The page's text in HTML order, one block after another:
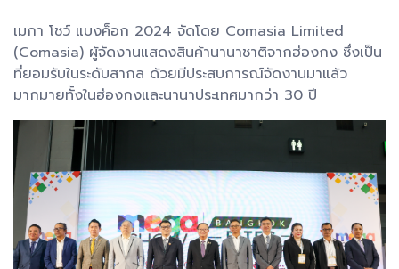
เมกา โชว์ แบงค็อก 2024 จัดโดย Comasia Limited
(Comasia) ผู้จัดงานแสดงสินค้านานาชาติจากฮ่องกง ซึ่งเป็น
ที่ยอมรับในระดับสากล ด้วยมีประสบการณ์จัดงานมาแล้ว
มากมายทั้งในฮ่องกงและนานาประเทศมากว่า 30 ปี